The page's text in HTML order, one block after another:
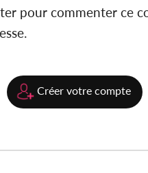
pour commenter ce
Créer votre compte